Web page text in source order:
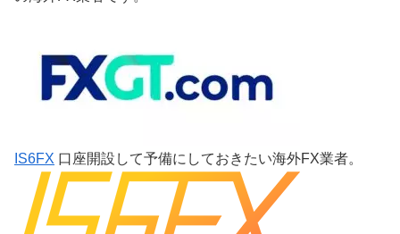
IS6FX 口座開設して予備にしておきたい海外FX業者。